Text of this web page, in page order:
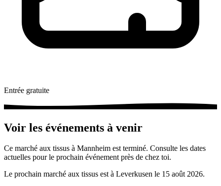
Entrée gratuite
Voir les événements à venir
Ce marché aux tissus à Mannheim est terminé. Consulte les dates
actuelles pour le prochain événement près de chez toi.
Le prochain marché aux tissus est à Leverkusen le 15 août 2026.